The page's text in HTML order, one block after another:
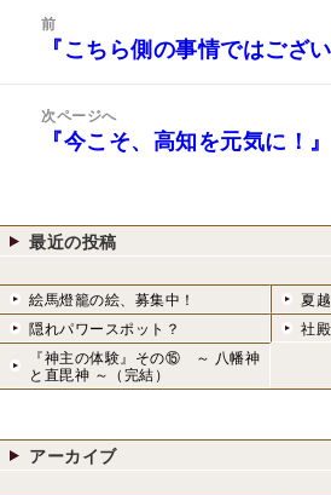
k
ー
ン
前
前
投
稿:
『こちら側の事情ではござ
次ページへ
次
稿:
『今こそ、高知を元気に！』
最近の投稿
絵馬燈籠の絵、募集中！
夏
隠れパワースポット？
社
『神主の体験』その⑮ ～ 八幡神
と直毘神 ～（完結）
アーカイブ